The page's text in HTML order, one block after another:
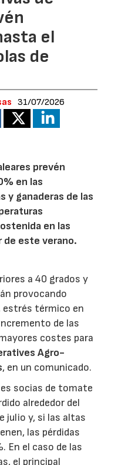
el
de
31/07/2026
prevén
en las
y ganaderas de las
en las
de este verano.
a 40 grados y
provocando
estrés térmico en
de las
costes para
Agro-
, en un comunicado.
socias de tomate
alrededor del
julio y, si las altas
las pérdidas
En el caso de las
el principal